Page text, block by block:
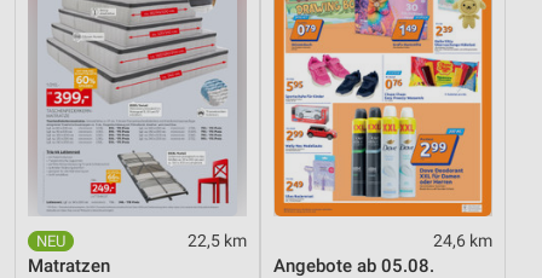
22,5 km
Matratzen
24,6 km
Angebote ab 05.08.